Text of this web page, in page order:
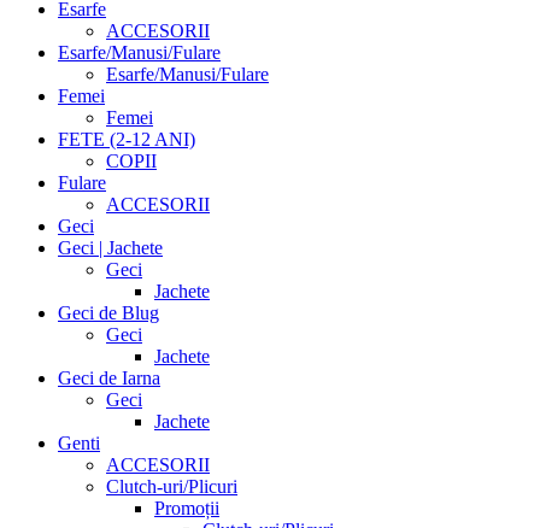
Esarfe
ACCESORII
Esarfe/Manusi/Fulare
Esarfe/Manusi/Fulare
Femei
Femei
FETE (2-12 ANI)
COPII
Fulare
ACCESORII
Geci
Geci | Jachete
Geci
Jachete
Geci de Blug
Geci
Jachete
Geci de Iarna
Geci
Jachete
Genti
ACCESORII
Clutch-uri/Plicuri
Promoții